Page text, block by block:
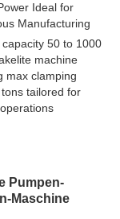
Ideal for
Manufacturing
capacity 50 to 1000
machine
max clamping
tailored for
Pumpen-
Maschine